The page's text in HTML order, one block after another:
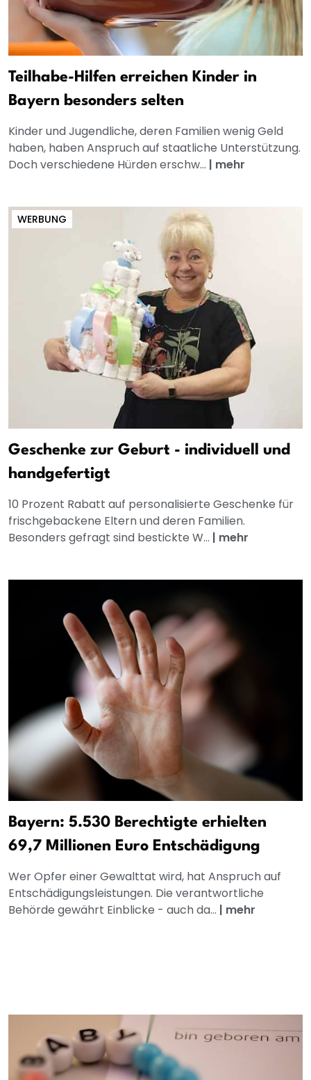
Teilhabe-Hilfen erreichen Kinder in
Bayern besonders selten
Kinder und Jugendliche, deren Familien wenig Geld
haben, haben Anspruch auf staatliche Unterstützung.
Doch verschiedene Hürden erschw... | mehr
WERBUNG
Geschenke zur Geburt - individuell und
handgefertigt
10 Prozent Rabatt auf personalisierte Geschenke für
frischgebackene Eltern und deren Familien.
Besonders gefragt sind bestickte W... | mehr
Bayern: 5.530 Berechtigte erhielten
69,7 Millionen Euro Entschädigung
Wer Opfer einer Gewalttat wird, hat Anspruch auf
Entschädigungsleistungen. Die verantwortliche
Behörde gewährt Einblicke - auch da... | mehr